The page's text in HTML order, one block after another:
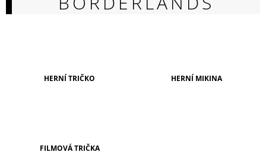
HERNÍ TRIČKO HERNÍ MIKINA
FILMOVÁ TRIČKA